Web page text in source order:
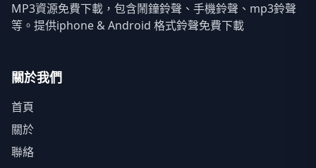
MP3資源免費下載，包含鬧鐘鈴聲、手機鈴聲、mp3鈴聲
等。提供iphone & Android 格式鈴聲免費下載
關於我們
首頁
關於
聯絡